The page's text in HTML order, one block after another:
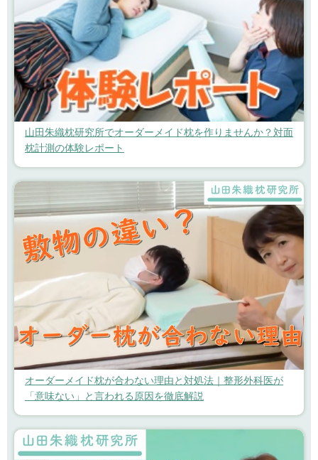
山田朱織枕研究所でオーダーメイド枕を作りませんか？対面
枕計測の体験レポート
オーダーメイド枕が合わない理由と対処法｜整形外科医が
「意味ない」と言われる原因を徹底解説